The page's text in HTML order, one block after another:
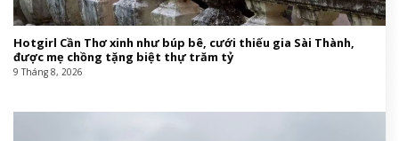
Hotgirl Cần Thơ xinh như búp bê, cưới thiếu gia Sài Thành,
được mẹ chồng tặng biệt thự trăm tỷ
9 Tháng 8, 2026